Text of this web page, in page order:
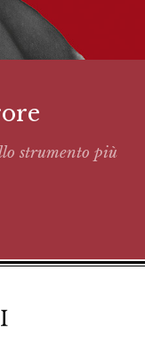
strumento più